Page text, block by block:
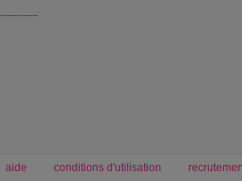
aide conditions d'utilisation